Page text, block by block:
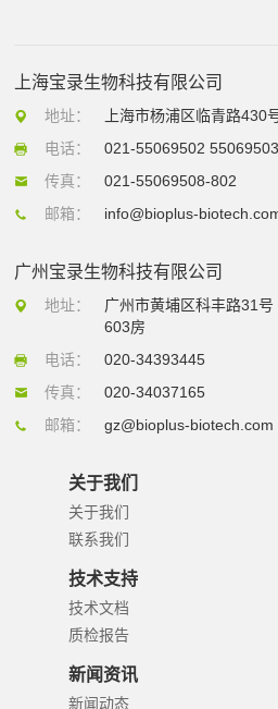
上海宝录生物科技有限公司
地址：
上海市杨浦区临青路430
电话：
021-55069502
传真：
021-55069508-802
邮箱：
info@bioplus-
广州宝录生物科技有限公司
地址：
广州市黄埔区科丰路31
603房
电话：
020-34393445
传真：
020-34037165
邮箱：
gz@bioplus-biotech.com
关于我们
关于我们
联系我们
技术支持
技术文档
质检报告
新闻资讯
新闻动态